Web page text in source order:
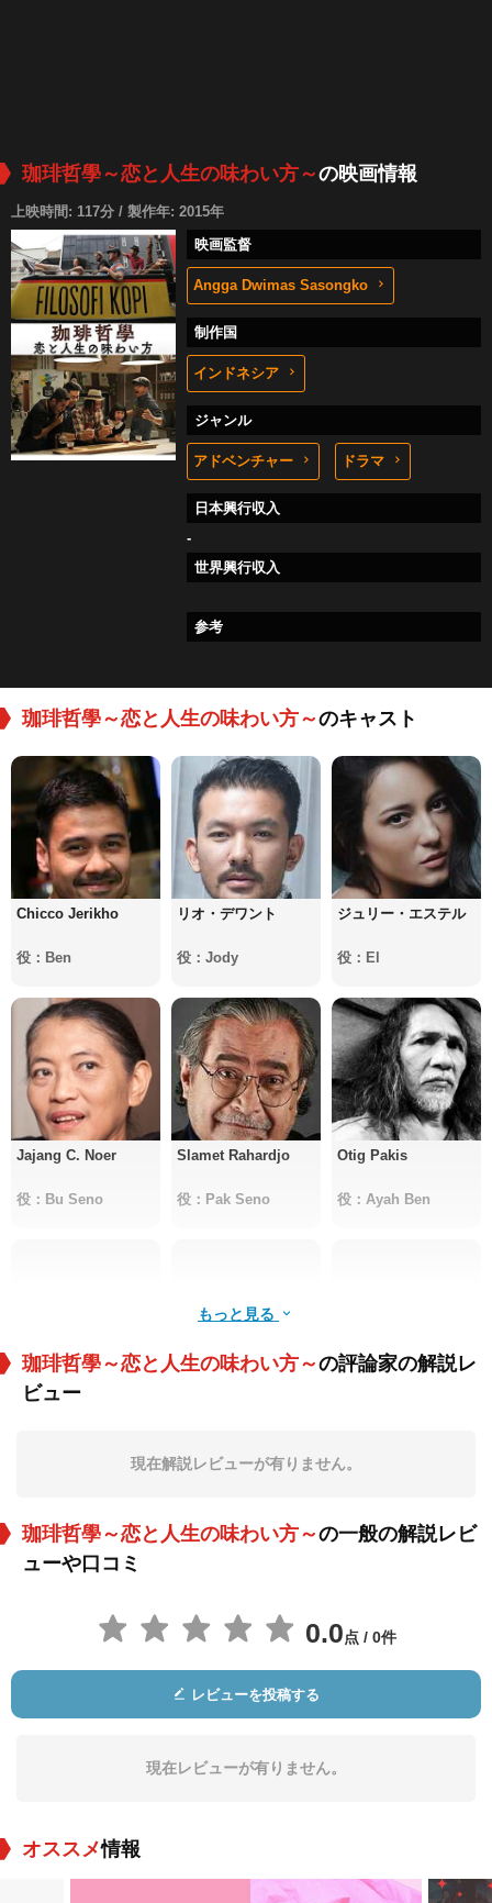
珈琲哲學～恋と人生の味わい方～の映画情報
上映時間: 117分 / 製作年: 2015年
映画監督
Angga Dwimas Sasongko
制作国
インドネシア
ジャンル
アドベンチャー ドラマ
日本興行収入
-
世界興行収入
参考
珈琲哲學～恋と人生の味わい方～のキャスト
Chicco Jerikho
役：Ben
リオ・デワント
役：Jody
ジュリー・エステル
役：El
Jajang C. Noer
役：Bu Seno
Slamet Rahardjo
役：Pak Seno
Otig Pakis
役：Ayah Ben
Melissa Karim
Muhammad Aga ジョコ・アンワル Baim Wong
Ronny P. Tjandra ポール・アグスタ Abdurrahman Arif
もっと見る
珈琲哲學～恋と人生の味わい方～の評論家の解説レ
ビュー
現在解説レビューが有りません。
珈琲哲學～恋と人生の味わい方～の一般の解説レビ
ューや口コミ
0.0点 / 0件
レビューを投稿する
現在レビューが有りません。
オススメ情報